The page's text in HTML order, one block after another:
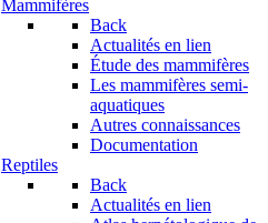
Mammifères
Back
Actualités en lien
Étude des mammifères
Les mammifères semi-
aquatiques
Autres connaissances
Documentation
Reptiles
Back
Actualités en lien